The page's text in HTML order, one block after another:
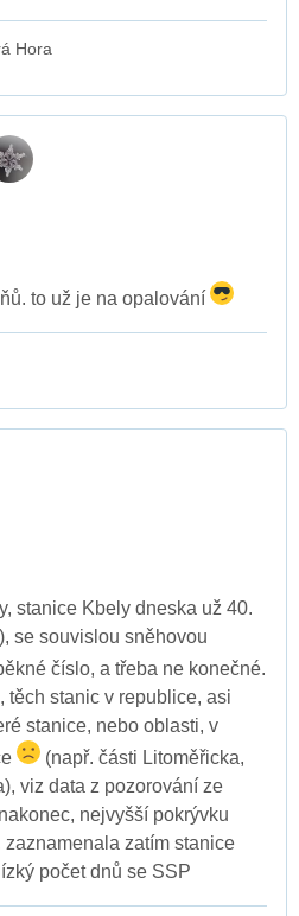
Hora
to už je na opalování
stanice Kbely dneska už 40.
se souvislou sněhovou
číslo, a třeba ne konečné.
těch stanic v republice, asi
stanice, nebo oblasti, v
(např. části Litoměřicka,
viz data z pozorování ze
nejvyšší pokrývku
zatím stanice
počet dnů se SSP